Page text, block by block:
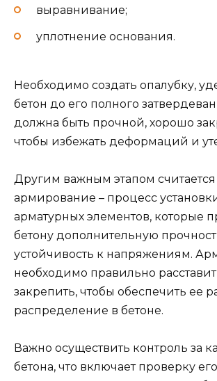
выравнивание;
уплотнение основания.
Необходимо создать опалубку,
бетон до его полного
должна быть прочной, хорошо
чтобы избежать деформаций и
Другим важным этапом считается
армирование – процесс
арматурных элементов, которые
бетону дополнительную
устойчивость к напряжениям.
необходимо правильно
закрепить, чтобы обеспечить ее
распределение в бетоне.
Важно осуществить контроль за
бетона, что включает проверку